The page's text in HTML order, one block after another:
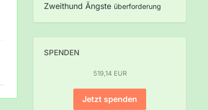
Zweithund Ängste überforderung
SPENDEN
519,14 EUR
Jetzt spenden